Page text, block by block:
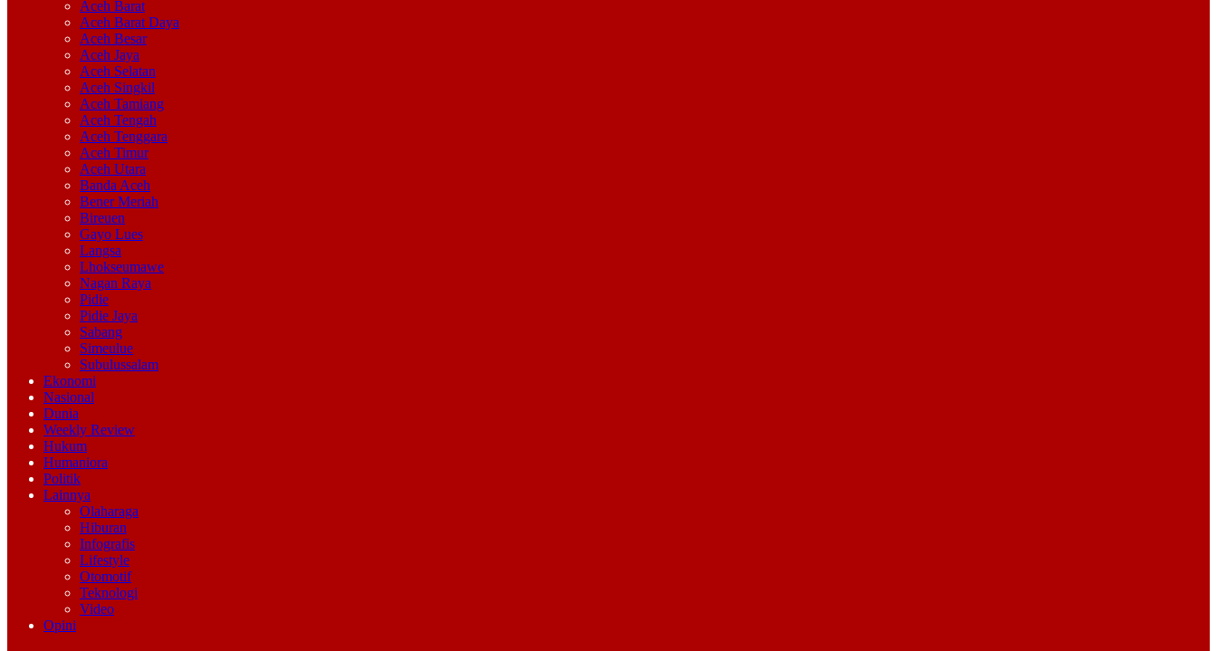
Aceh Barat
Aceh Barat Daya
Aceh Besar
Aceh Jaya
Aceh Selatan
Aceh Singkil
Aceh Tamiang
Aceh Tengah
Aceh Tenggara
Aceh Timur
Aceh Utara
Banda Aceh
Bener Meriah
Bireuen
Gayo Lues
Langsa
Lhokseumawe
Nagan Raya
Pidie
Pidie Jaya
Sabang
Simeulue
Subulussalam
Ekonomi
Nasional
Dunia
Weekly Review
Hukum
Humaniora
Politik
Lainnya
Olaharaga
Hiburan
Infografis
Lifestyle
Otomotif
Teknologi
Video
Opini